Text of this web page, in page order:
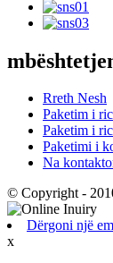
Rreth Nesh
Paketim i
Paketim i
Paketimi i
Na
© Copyright -
Dërgoni një
x